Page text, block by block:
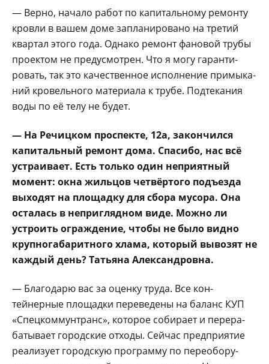
— Верно, начало работ по капитальному ремон­ту
кровли в вашем доме запланировано на третий
квартал этого года. Одна­ко ремонт фановой тру­бы
проектом не предусмо­трен. Что я могу гаранти­
ровать, так это качествен­ное исполнение примыка­
ний кровельного материа­ла к трубе. Подтекания
во­ды по её телу не будет.
— На Речицком про­спекте, 12а, закон­чился
капитальный ре­монт дома. Спасибо, нас всё
устраивает. Есть только один не­приятный
момент: окна жильцов четвёртого подъезда
выходят на площадку для сбо­ра мусора. Она
оста­лась в неприглядном виде. Можно ли
устро­ить ограждение, чтобы не было видно
крупно­габаритного хлама, ко­торый вывозят не
каж­дый день? Татьяна Александровна.
— Благодарю вас за оценку труда. Все кон­
тейнерные площадки пе­реведены на баланс КУП
«Спецкоммунтранс», ко­торое собирает и перера­
батывает городские от­ходы. Сейчас предприя­тие
реализует городскую программу по переобору­